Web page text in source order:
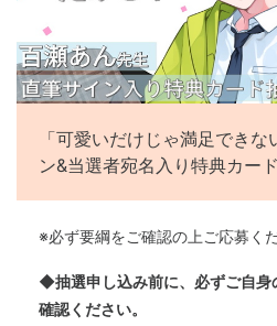
「可愛いだけじゃ満足でき
ン&当選者宛名入り特典カー
※必ず要綱をご確認の上ご応募くだ
◆抽選申し込み前に、必ずご自身
確認ください。